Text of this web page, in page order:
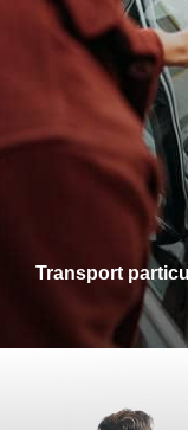
Transport
Que ce soit
proches ou un
dans tous vos
service